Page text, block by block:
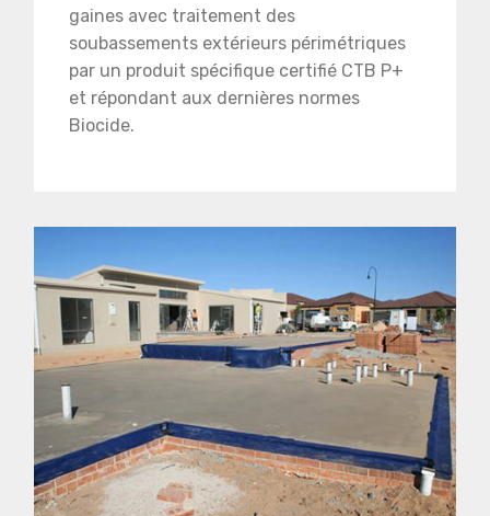
gaines avec traitement des
soubassements extérieurs périmétriques
par un produit spécifique certifié CTB P+
et répondant aux dernières normes
Biocide.